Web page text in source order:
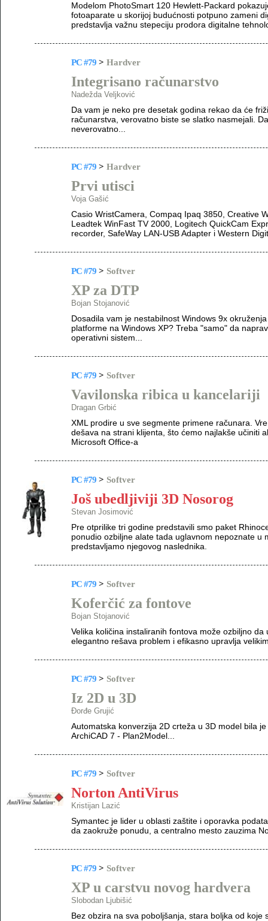
Modelom PhotoSmart 120 Hewlett-Packard
fotoaparate u skorijoj budućnosti potpuno zameni
predstavlja važnu stepeciju prodora digitalne
PC #79 > Hardver
Integrisano računarstvo
Nadežda Veljković
Da vam je neko pre desetak godina rekao da će
računarstva, verovatno biste se slatko nasmejali.
neverovatno...
PC #79 > Hardver
Prvi utisci
Voja Gašić
Casio WristCamera, Compaq Ipaq 3850, Creative
Leadtek WinFast TV 2000, Logitech QuickCam
recorder, SafeWay LAN-USB Adapter i Western
PC #79 > Softver
XP za DTP
Bojan Stojanović
Dosadila vam je nestabilnost Windows 9x
platforme na Windows XP? Treba "samo" da
operativni sistem...
PC #79 > Softver
Vavilonska ribica u kancelariji
Dragan Grbić
XML prodire u sve segmente primene računara.
dešava na strani klijenta, što ćemo najlakše učiniti
Microsoft Office-a
PC #79 > Softver
Još ubedljiviji 3D Nosorog
Stevan Josimović
Pre otprilike tri godine predstavili smo paket
ponudio ozbiljne alate tada uglavnom nepoznate u
predstavljamo njegovog naslednika.
PC #79 > Softver
Koferčić za fontove
Bojan Stojanović
Velika količina instaliranih fontova može ozbiljno
elegantno rešava problem i efikasno upravlja
PC #79 > Softver
Iz 2D u 3D
Đorđe Grujić
Automatska konverzija 2D crteža u 3D model bila
ArchiCAD 7 - Plan2Model...
PC #79 > Softver
Norton AntiVirus
Kristijan Lazić
Symantec je lider u oblasti zaštite i oporavka
da zaokruže ponudu, a centralno mesto zauzima
PC #79 > Softver
XP u carstvu novog hardvera
Slobodan Ljubišić
Bez obzira na sva poboljšanja, stara boljka od koje